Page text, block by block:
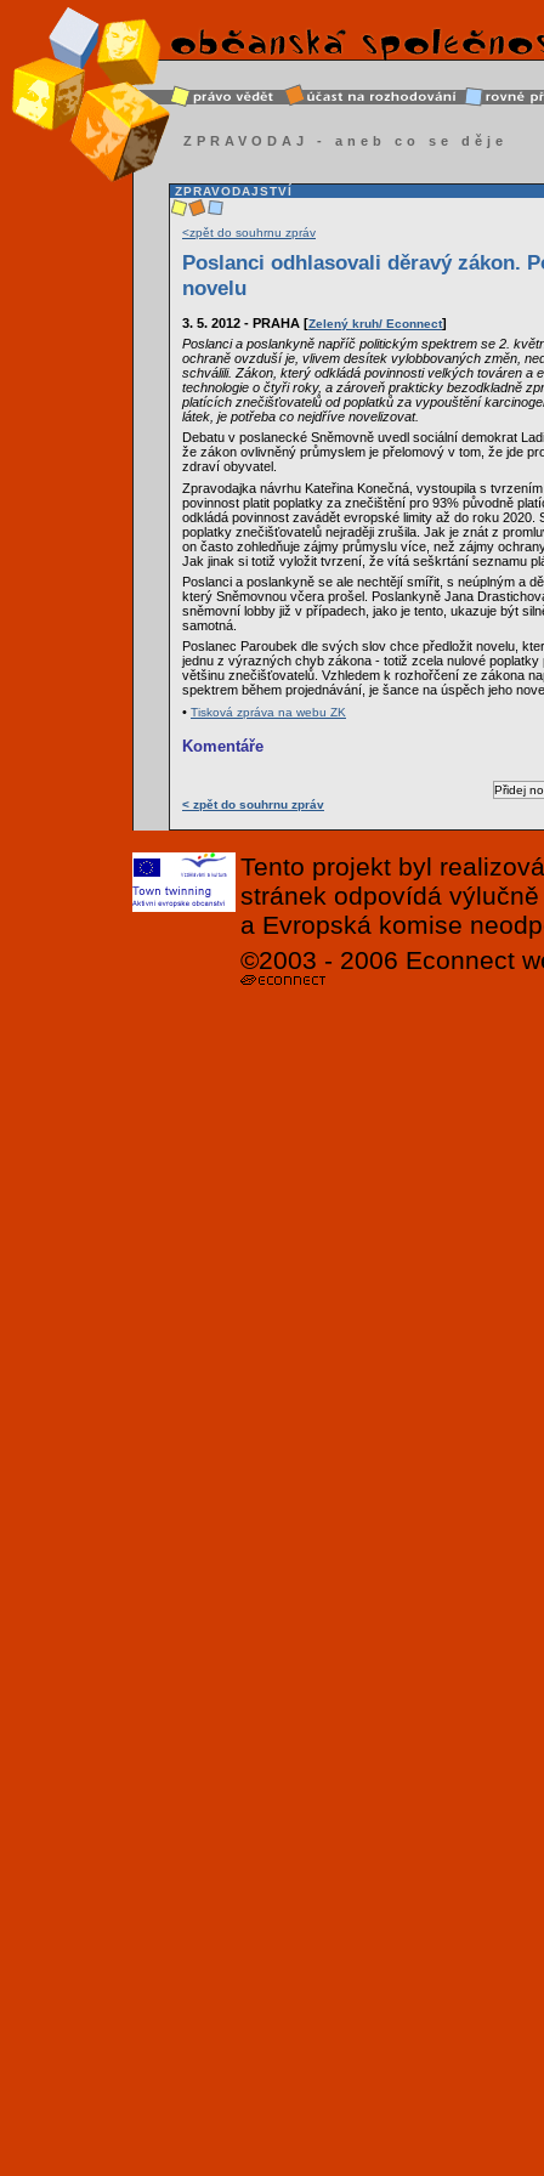
ZPRAVODAJ - aneb co se děje
ZPRAVODAJSTVÍ
<zpět do souhrnu zpráv
Poslanci odhlasovali děravý zákon.
novelu
3. 5. 2012 - PRAHA [Zelený kruh/ Econnect]
Poslanci a poslankyně napříč politickým spektrem se 2.
ochraně ovzduší je, vlivem desítek vylobbovaných změn,
schválili. Zákon, který odkládá povinnosti velkých továren a
technologie o čtyři roky, a zároveň prakticky bezodkladně
platících znečišťovatelů od poplatků za vypouštění
látek, je potřeba co nejdříve novelizovat.
Debatu v poslanecké Sněmovně uvedl sociální demokrat
že zákon ovlivněný průmyslem je přelomový v tom, že jde
zdraví obyvatel.
Zpravodajka návrhu Kateřina Konečná, vystoupila s
povinnost platit poplatky za znečištění pro 93% původně
odkládá povinnost zavádět evropské limity až do roku 2020.
poplatky znečišťovatelů nejraději zrušila. Jak je znát z
on často zohledňuje zájmy průmyslu více, než zájmy
Jak jinak si totiž vyložit tvrzení, že vítá seškrtání seznamu
Poslanci a poslankyně se ale nechtějí smířit, s neúplným a
který Sněmovnou včera prošel. Poslankyně Jana
sněmovní lobby již v případech, jako je tento, ukazuje být
samotná.
Poslanec Paroubek dle svých slov chce předložit novelu,
jednu z výrazných chyb zákona - totiž zcela nulové poplatky
většinu znečišťovatelů. Vzhledem k rozhořčení ze zákona
spektrem během projednávání, je šance na úspěch jeho
• Tisková zpráva na webu ZK
Komentáře
< zpět do souhrnu zpráv
Tento projekt byl
stránek odpovídá
a Evropská komise
©2003 - 2006 Econnect